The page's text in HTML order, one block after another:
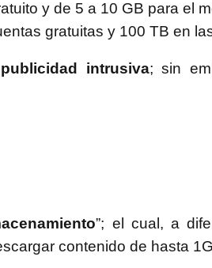
y de 5 a 10 GB para el
gratuitas y 100 TB en
intrusiva; sin
”; el cual, a
contenido de hasta